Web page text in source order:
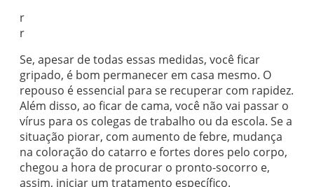
r
r
Se, apesar de todas essas medidas, você ficar
gripado, é bom permanecer em casa mesmo. O
repouso é essencial para se recuperar com rapidez.
Além disso, ao ficar de cama, você não vai passar o
vírus para os colegas de trabalho ou da escola. Se a
situação piorar, com aumento de febre, mudança
na coloração do catarro e fortes dores pelo corpo,
chegou a hora de procurar o pronto-socorro e,
assim, iniciar um tratamento específico.